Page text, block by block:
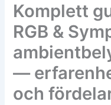
Komplett
RGB &
—
och